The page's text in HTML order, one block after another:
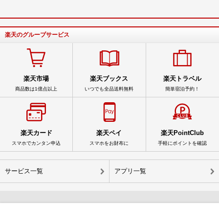
楽天のグループサービス
楽天市場
商品数は1億点以上
楽天ブックス
いつでも全品送料無料
楽天トラベル
簡単宿泊予約！
楽天カード
スマホでカンタン申込
楽天ペイ
スマホをお財布に
楽天PointClub
手軽にポイントを確認
サービス一覧 アプリ一覧